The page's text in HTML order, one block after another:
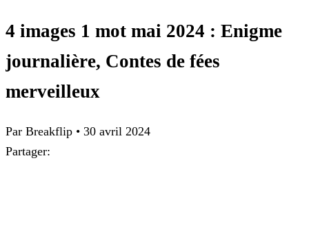
4 images 1 mot mai 2024 : Enigme
journalière, Contes de fées
merveilleux
Par Breakflip • 30 avril 2024
Partager: